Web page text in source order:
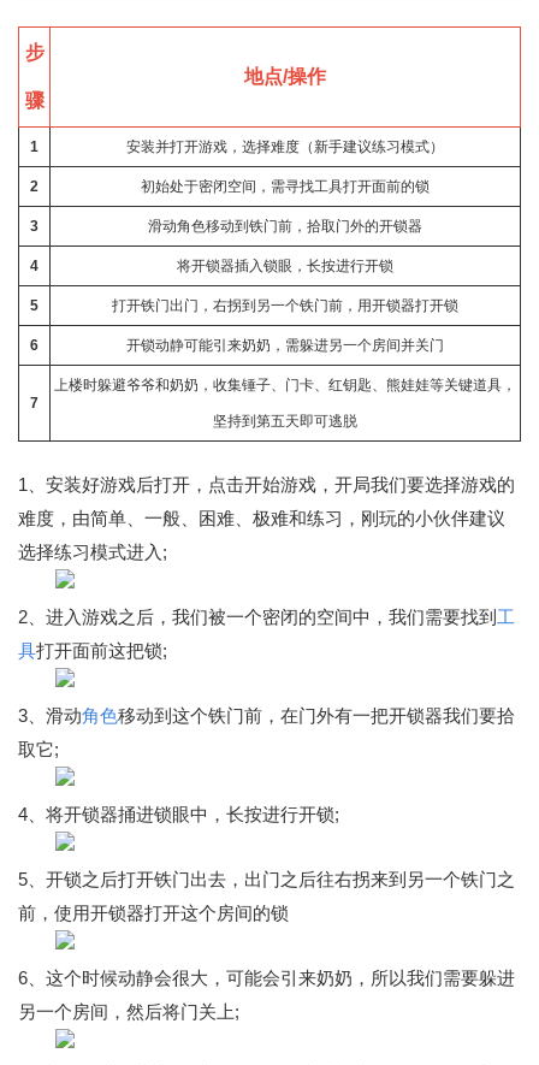
步
骤
地点/操作
1 安装并打开游戏，选择难度（新手建议练习模式）
2 初始处于密闭空间，需寻找工具打开面前的锁
3 滑动角色移动到铁门前，拾取门外的开锁器
4 将开锁器插入锁眼，长按进行开锁
5 打开铁门出门，右拐到另一个铁门前，用开锁器打开锁
6 开锁动静可能引来奶奶，需躲进另一个房间并关门
7
上楼时躲避爷爷和奶奶，收集锤子、门卡、红钥匙、熊娃娃等关键道具，
坚持到第五天即可逃脱
1、安装好游戏后打开，点击开始游戏，开局我们要选择游戏的
难度，由简单、一般、困难、极难和练习，刚玩的小伙伴建议
选择练习模式进入;
2、进入游戏之后，我们被一个密闭的空间中，我们需要找到 工
具打开面前这把锁;
3、滑动角色移动到这个铁门前，在门外有一把开锁器我们要拾
取它;
4、将开锁器捅进锁眼中，长按进行开锁;
5、开锁之后打开铁门出去，出门之后往右拐来到另一个铁门之
前，使用开锁器打开这个房间的锁
6、这个时候动静会很大，可能会引来奶奶，所以我们需要躲进
另一个房间，然后将门关上;